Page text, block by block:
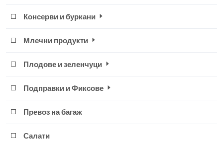
Консерви и буркани
Млечни продукти
Плодове и зеленчуци
Подправки и Фиксове
Превоз на багаж
Салати